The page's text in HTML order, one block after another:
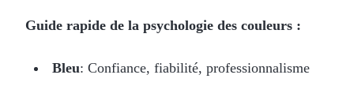
Guide rapide de la psychologie des couleurs :
Bleu: Confiance, fiabilité, professionnalisme